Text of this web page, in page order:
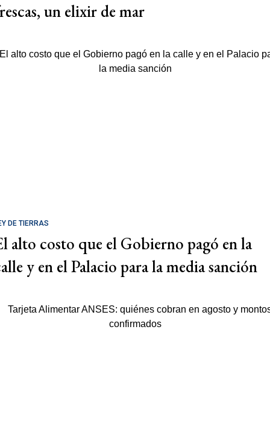
un elixir de mar
DE TIERRAS
alto costo que el Gobierno pagó en la
y en el Palacio para la media sanción